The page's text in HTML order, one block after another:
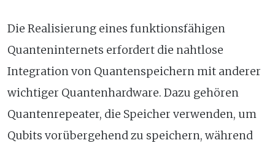
Die Realisierung eines funktionsfähigen
Quanteninternets erfordert die nahtlose
Integration von Quantenspeichern mit anderer
wichtiger Quantenhardware. Dazu gehören
Quantenrepeater, die Speicher verwenden, um
Qubits vorübergehend zu speichern, während